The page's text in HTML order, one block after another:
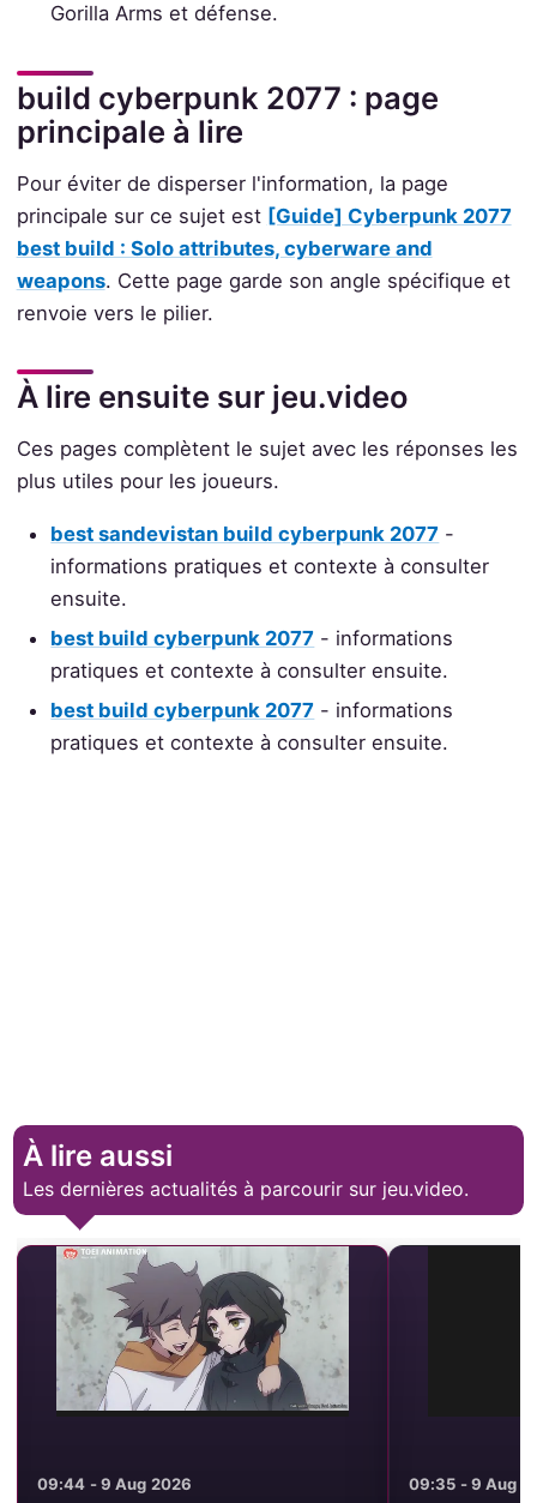
Gorilla Arms et défense.
build cyberpunk 2077 : page
principale à lire
Pour éviter de disperser l'information, la page
principale sur ce sujet est [Guide] Cyberpunk 2077
best build : Solo attributes, cyberware and
weapons. Cette page garde son angle spécifique et
renvoie vers le pilier.
À lire ensuite sur jeu.video
Ces pages complètent le sujet avec les réponses les
plus utiles pour les joueurs.
best sandevistan build cyberpunk 2077 -
informations pratiques et contexte à consulter
ensuite.
best build cyberpunk 2077 - informations
pratiques et contexte à consulter ensuite.
best build cyberpunk 2077 - informations
pratiques et contexte à consulter ensuite.
À lire aussi
Les dernières actualités à parcourir sur jeu.video.
09:44 - 9 Aug 2026 09:35 - 9 Aug